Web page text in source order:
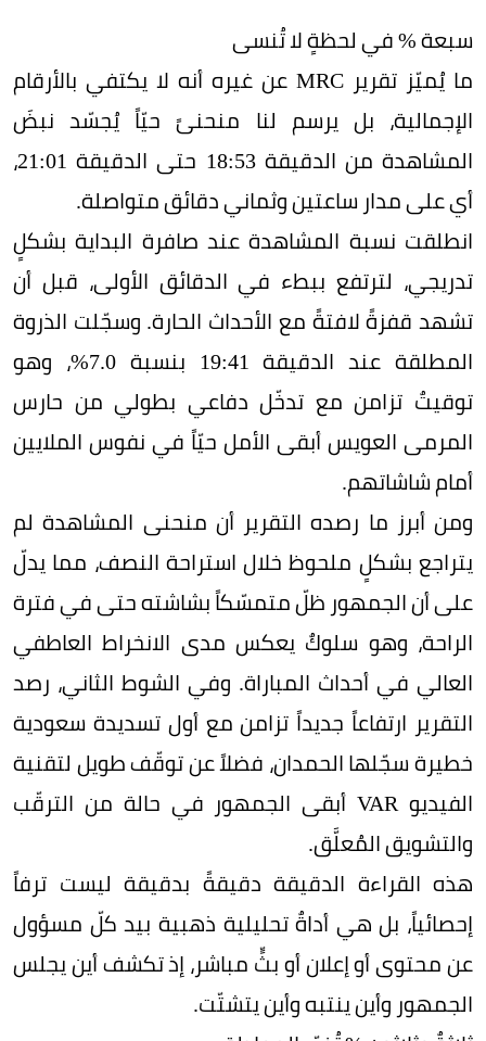
سبعة % في لحظةٍ لا تُنسى
ما يُميّز تقرير MRC عن غيره أنه لا يكتفي بالأرقام
الإجمالية، بل يرسم لنا منحنىً حيّاً يُجسّد نبضَ
المشاهدة من الدقيقة 18:53 حتى الدقيقة 21:01،
أي على مدار ساعتين وثماني دقائق متواصلة.
انطلقت نسبة المشاهدة عند صافرة البداية بشكلٍ
تدريجي، لترتفع ببطء في الدقائق الأولى، قبل أن
تشهد قفزةً لافتةً مع الأحداث الحارة. وسجّلت الذروة
المطلقة عند الدقيقة 19:41 بنسبة 7.0%، وهو
توقيتٌ تزامن مع تدخّل دفاعي بطولي من حارس
المرمى العويس أبقى الأمل حيّاً في نفوس الملايين
أمام شاشاتهم.
ومن أبرز ما رصده التقرير أن منحنى المشاهدة لم
يتراجع بشكلٍ ملحوظ خلال استراحة النصف، مما يدلّ
على أن الجمهور ظلّ متمسّكاً بشاشته حتى في فترة
الراحة، وهو سلوكٌ يعكس مدى الانخراط العاطفي
العالي في أحداث المباراة. وفي الشوط الثاني، رصد
التقرير ارتفاعاً جديداً تزامن مع أول تسديدة سعودية
خطيرة سجّلها الحمدان، فضلاً عن توقّف طويل لتقنية
الفيديو VAR أبقى الجمهور في حالة من الترقّب
والتشويق المُعلَّق.
هذه القراءة الدقيقة دقيقةً بدقيقة ليست ترفاً
إحصائياً، بل هي أداةٌ تحليلية ذهبية بيد كلّ مسؤول
عن محتوى أو إعلان أو بثٍّ مباشر، إذ تكشف أين يجلس
الجمهور وأين ينتبه وأين يتشتّت.